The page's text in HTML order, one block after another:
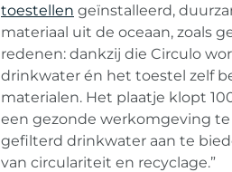
toestellen geïnstalleerd,
materiaal uit de oceaan, zoals
redenen: dankzij die Circulo
drinkwater én het toestel zelf
materialen. Het plaatje klopt
een gezonde werkomgeving
gefilterd drinkwater aan te
van circulariteit en recyclage.”